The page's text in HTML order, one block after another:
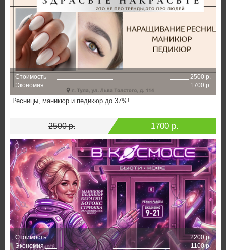
Стоимость
2500 р.
Экономия
1700 р.
Ресницы, маникюр и педикюр до 37%!
2500 р. 1700 р.
Стоимость
2200 р.
Экономия
1100 р.